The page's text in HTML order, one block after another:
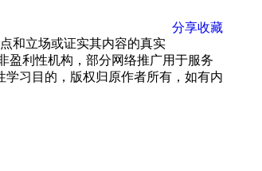
收藏
分享
和立场或证实其内容的真实
盈利性机构，部分网络推广用于服务
习目的，版权归原作者所有，如有内